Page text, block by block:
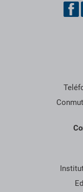
Pie de página con